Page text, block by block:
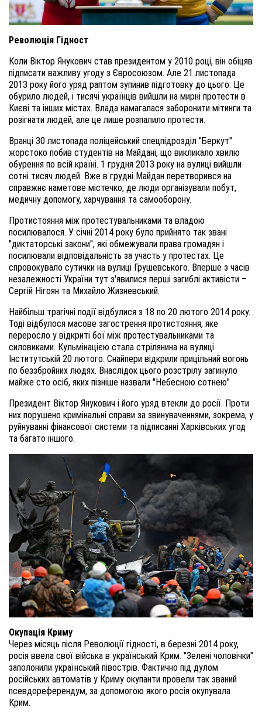
Революція Гідност
Коли Віктор Янукович став президентом у 2010 році, він обіцяв
підписати важливу угоду з Євросоюзом. Але 21 листопада
2013 року його уряд раптом зупинив підготовку до цього. Це
обурило людей, і тисячі українців вийшли на мирні протести в
Києві та інших містах. Влада намагалася заборонити мітинги та
розігнати людей, але це лише розпалило протести.
Вранці 30 листопада поліцейський спецпідрозділ "Беркут"
жорстоко побив студентів на Майдані, що викликало хвилю
обурення по всій країні. 1 грудня 2013 року на вулиці вийшли
сотні тисяч людей. Вже в грудні Майдан перетворився на
справжнє наметове містечко, де люди організували побут,
медичну допомогу, харчування та самооборону.
Протистояння між протестувальниками та владою
посилювалося. У січні 2014 року було прийнято так звані
"диктаторські закони", які обмежували права громадян і
посилювали відповідальність за участь у протестах. Це
спровокувало сутички на вулиці Грушевського. Вперше з часів
незалежності України тут з'явилися перші загиблі активісти –
Сергій Нігоян та Михайло Жизневський.
Найбільш трагічні події відбулися з 18 по 20 лютого 2014 року.
Тоді відбулося масове загострення протистояння, яке
переросло у відкриті бої між протестувальниками та
силовиками. Кульмінацією стала стрілянина на вулиці
Інститутській 20 лютого. Снайпери відкрили прицільний вогонь
по беззбройних людях. Внаслідок цього розстрілу загинуло
майже сто осіб, яких пізніше назвали "Небесною сотнею"
Президент Віктор Янукович і його уряд втекли до росії. Проти
них порушено кримінальні справи за звинуваченнями, зокрема, у
руйнуванні фінансової системи та підписанні Харківських угод
та багато іншого.
Окупація Криму
Через місяць після Революції гідності, в березні 2014 року,
росія ввела свої війська в український Крим. "Зелені чоловічки"
заполонили український півострів. Фактично під дулом
російських автоматів у Криму окупанти провели так званий
псевдореферендум, за допомогою якого росія окупувала
Крим.